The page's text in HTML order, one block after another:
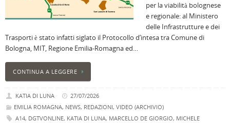
per la viabilità bolognese
e regionale: al Ministero
delle Infrastrutture e dei
Trasporti è stato infatti siglato il Protocollo d’intesa tra Comune di
Bologna, MIT, Regione Emilia-Romagna ed…
CONTINUA A LEGGERE
KATIA DI LUNA
27/07/2026
EMILIA ROMAGNA, NEWS, REDAZIONI, VIDEO (ARCHIVIO)
A14, DGTVONLINE, KATIA DI LUNA, MARCELLO DE GIORGIO, MICHELE